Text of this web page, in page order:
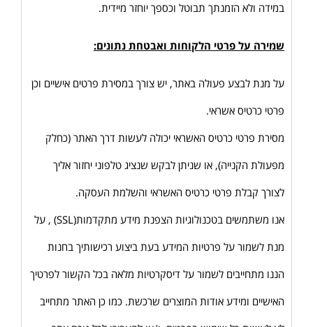
במידה ולא הזמנתך תבוטל וכספך יוחזר מיידית.
שמירה על פרטי הלקוחות ואבטחת נתונים:
על מנת לבצע פעולה באתר, יש צורך במסירת פרטים אישיים וכן
פרטי כרטיס אשראי.
מסירת פרטי כרטיס האשראי יכולה לעשות דרך האתר (כחלק
מפעולת הקנייה), או שניתן לבקש שנציג טלפוני יחזור אליך
לצורך קבלת פרטי כרטיס האשראי והשלמת העסקה.
אנו משתמשים בטכנולוגיות הצפנת מידע מתקדמות(SSL) , על
מנת לשמור על פרטיות המידע בעת ביצוע רכישותיך בחנות
הננו מתחייבים לשמור על דיסקרטיות מלאה בכל הקשור לפרטיך
האישיים ומידע אודות המוצרים שרכשת. כמו כן האתר מתחייב